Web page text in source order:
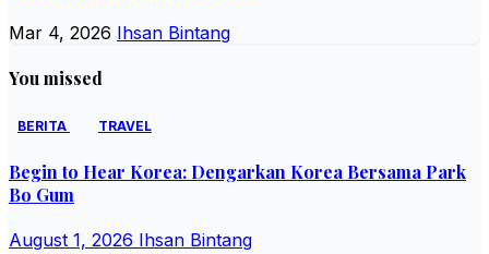
Mar 4, 2026 Ihsan Bintang
You missed
BERITA TRAVEL
Begin to Hear Korea: Dengarkan Korea Bersama Park
Bo Gum
August 1, 2026 Ihsan Bintang